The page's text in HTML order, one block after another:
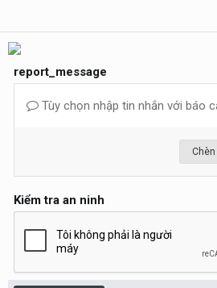
report_message
Tùy chọn nhập tin nhắn với báo
Kiểm tra an ninh